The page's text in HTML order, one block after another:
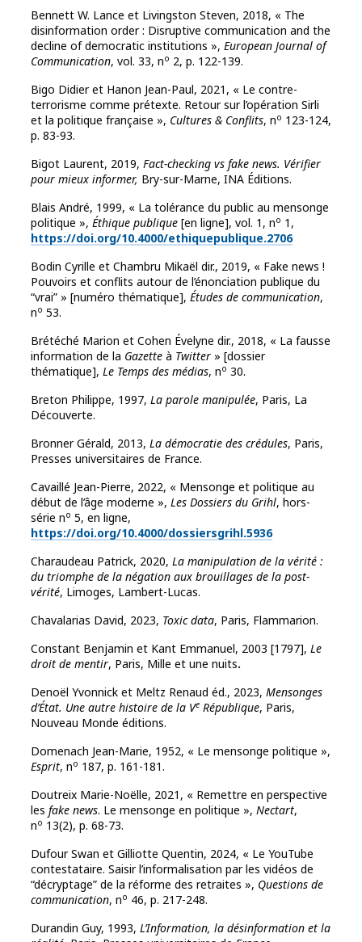
Bennett W. Lance et Livingston Steven, 2018, « The
disinformation order : Disruptive communication and the
decline of democratic institutions », European Journal of
Communication, vol. 33, no 2, p. 122-139.
Bigo Didier et Hanon Jean-Paul, 2021, « Le contre-
terrorisme comme prétexte. Retour sur l’opération Sirli
et la politique française », Cultures & Conflits, no 123-124,
p. 83-93.
Bigot Laurent, 2019, Fact-checking vs fake news. Vérifier
pour mieux informer, Bry-sur-Marne, INA Éditions.
Blais André, 1999, « La tolérance du public au mensonge
politique », Éthique publique [en ligne], vol. 1, no 1,
https://doi.org/10.4000/ethiquepublique.2706
Bodin Cyrille et Chambru Mikaël dir., 2019, « Fake news !
Pouvoirs et conflits autour de l’énonciation publique du
“vrai” » [numéro thématique], Études de communication,
no 53.
Brétéché Marion et Cohen Évelyne dir., 2018, « La fausse
information de la Gazette à Twitter » [dossier
thématique], Le Temps des médias, no 30.
Breton Philippe, 1997, La parole manipulée, Paris, La
Découverte.
Bronner Gérald, 2013, La démocratie des crédules, Paris,
Presses universitaires de France.
Cavaillé Jean-Pierre, 2022, « Mensonge et politique au
début de l’âge moderne », Les Dossiers du Grihl, hors-
série no 5, en ligne,
https://doi.org/10.4000/dossiersgrihl.5936
Charaudeau Patrick, 2020, La manipulation de la vérité :
du triomphe de la négation aux brouillages de la post-
vérité, Limoges, Lambert-Lucas.
Chavalarias David, 2023, Toxic data, Paris, Flammarion.
Constant Benjamin et Kant Emmanuel, 2003 [1797], Le
droit de mentir, Paris, Mille et une nuits.
Denoël Yvonnick et Meltz Renaud éd., 2023, Mensonges
d’État. Une autre histoire de la Ve République, Paris,
Nouveau Monde éditions.
Domenach Jean-Marie, 1952, « Le mensonge politique »,
Esprit, no 187, p. 161-181.
Doutreix Marie-Noëlle, 2021, « Remettre en perspective
les fake news. Le mensonge en politique », Nectart,
no 13(2), p. 68-73.
Dufour Swan et Gilliotte Quentin, 2024, « Le YouTube
contestataire. Saisir l’informalisation par les vidéos de
“décryptage” de la réforme des retraites », Questions de
communication, no 46, p. 217-248.
Durandin Guy, 1993, L’Information, la désinformation et la